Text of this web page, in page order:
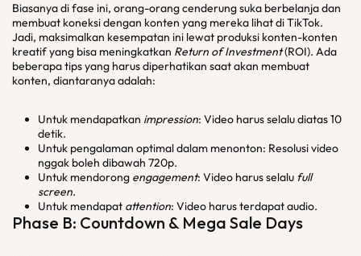
Biasanya di fase ini, orang-orang cenderung suka berbelanja dan
membuat koneksi dengan konten yang mereka lihat di TikTok.
Jadi, maksimalkan kesempatan ini lewat produksi konten-konten
kreatif yang bisa meningkatkan Return of Investment(ROI). Ada
beberapa tips yang harus diperhatikan saat akan membuat
konten, diantaranya adalah:
Untuk mendapatkan impression: Video harus selalu diatas 10
detik.
Untuk pengalaman optimal dalam menonton: Resolusi video
nggak boleh dibawah 720p.
Untuk mendorong engagement: Video harus selalu full
screen.
Untuk mendapat attention: Video harus terdapat audio.
Phase B: Countdown & Mega Sale Days